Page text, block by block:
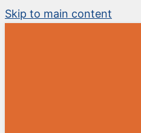
Skip to main content